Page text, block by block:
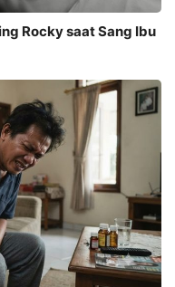
Rocky saat Sang Ibu